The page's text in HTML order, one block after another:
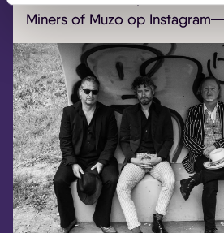
Miners of Muzo op Instagram